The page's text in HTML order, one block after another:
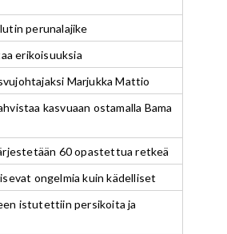
perunalajike
erikoisuuksia
Marjukka Mattio
kasvuaan ostamalla Bama
60 opastettua retkeä
ongelmia kuin kädelliset
istutettiin persikoita ja